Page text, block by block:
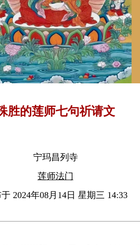
胜的莲师七句祈请文
宁玛昌列寺
莲师法门
2024年08月14日 星期三 14:33